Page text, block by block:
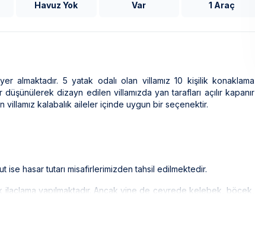
Havuz Yok Var 1 Araç
almaktadır. 5 yatak odalı olan villamız 10 kişilik konaklama
dizayn edilen villamızda yan tarafları açılır kapanır
villamız kalabalık aileler içinde uygun bir seçenektir.
ise hasar tutarı misafirlerimizden tahsil edilmektedir.
yapılmaktadır. Ancak yine de çevrede kelebek, böcek,